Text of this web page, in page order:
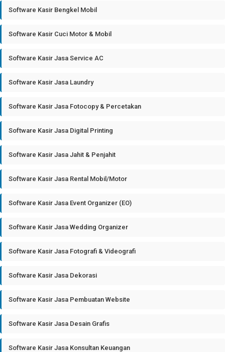
Software Kasir Bengkel Mobil
Software Kasir Cuci Motor & Mobil
Software Kasir Jasa Service AC
Software Kasir Jasa Laundry
Software Kasir Jasa Fotocopy & Percetakan
Software Kasir Jasa Digital Printing
Software Kasir Jasa Jahit & Penjahit
Software Kasir Jasa Rental Mobil/Motor
Software Kasir Jasa Event Organizer (EO)
Software Kasir Jasa Wedding Organizer
Software Kasir Jasa Fotografi & Videografi
Software Kasir Jasa Dekorasi
Software Kasir Jasa Pembuatan Website
Software Kasir Jasa Desain Grafis
Software Kasir Jasa Konsultan Keuangan